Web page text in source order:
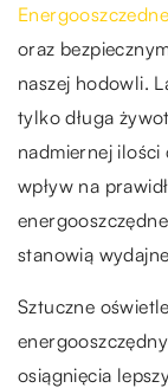
oraz
naszej hodowli.
tylko długa
nadmiernej ilości
wpływ na
stanowią
Sztuczne
osiągnięcia